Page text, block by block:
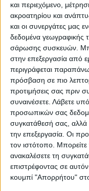
και περιεχόμενο,
ακροατηρίου και
και οι συνεργάτες μας
δεδομένα γεωγραφικής
σάρωσης συσκευών.
στην επεξεργασία από
περιγράφεται
πρόσβαση σε πιο
προτιμήσεις σας πριν
συναινέσετε. Λάβετε
προσωπικών σας
συγκατάθεσή σας, αλλά
την επεξεργασία. Οι
τον ιστότοπο. Μπορείτε
ανακαλέσετε τη
επιστρέφοντας σε
κουμπί "Απορρήτου"
Ο Δήμαρχος
«Κάθε χρόνο
όμορφα την
δημιουργούμε
όλοι μας
φέτος με
ανθρώπων, τους
ευχαριστήσω, ο
καλύτερα
Είμαι βέβαιος
μια ωραία
ευτυχία. Καλώ
στην γιορτή